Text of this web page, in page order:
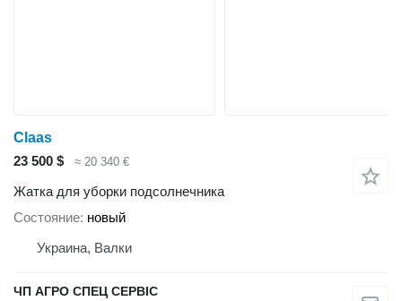
Claas
23 500 $
≈ 20 340 €
Жатка для уборки подсолнечника
Состояние новый
Украина, Валки
ЧП АГРО СПЕЦ СЕРВІС